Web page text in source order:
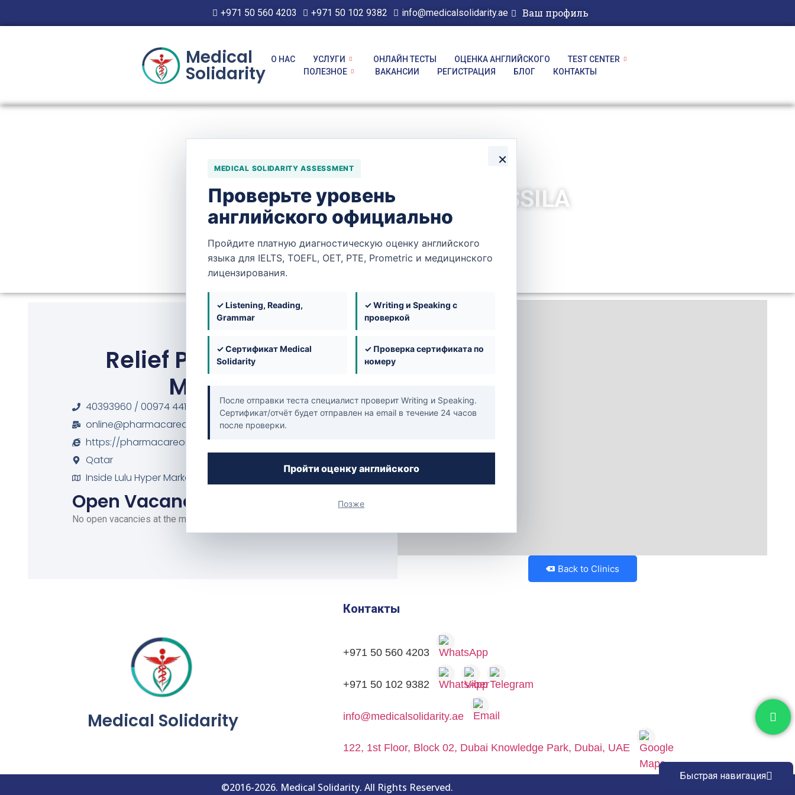
+971 50 560 4203 +971 50 102 9382 info@medicalsolidarity.ae Ваш профиль
Medical
Solidarity
×
MEDICAL SOLIDARITY ASSESSMENT
Проверьте уровень
английского официально
Пройдите платную диагностическую оценку английского
языка для IELTS, TOEFL, OET, PTE, Prometric и медицинского
лицензирования.
✓ Listening, Reading,
Grammar
✓ Writing и Speaking с
проверкой
✓ Сертификат Medical
Solidarity
✓ Проверка сертификата по
номеру
После отправки теста специалист проверит Writing и Speaking.
Сертификат/отчёт будет отправлен на email в течение 24 часов
после проверки.
Пройти оценку английского
Позже
О НАС УСЛУГИ ОНЛАЙН ТЕСТЫ ОЦЕНКА АНГЛИЙСКОГО
TEST CENTER
ПОЛЕЗНОЕ
ВАКАНСИИ РЕГИСТРАЦИЯ БЛОГ КОНТАКТЫ
Быстрая навигация
RELIEF PHARMACY — MESSILA
Relief Pharmacy —
Messila
40393960 / 00974 44154299 / 00974 30322566
online@pharmacareqatar.com
https://pharmacareonline.qa/
Qatar
Inside Lulu Hyper Market, Al Messila
Open Vacancies
No open vacancies at the moment.
Back to Clinics
Medical Solidarity
Контакты
+971 50 560 4203
+971 50 102 9382
info@medicalsolidarity.ae
122, 1st Floor, Block 02, Dubai Knowledge Park, Dubai, UAE
©2016-2026. Medical Solidarity. All Rights Reserved.